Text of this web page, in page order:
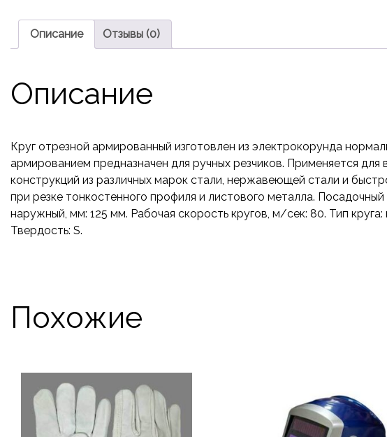
Описание Отзывы (0)
Описание
Круг отрезной армированный изготовлен из электрокорунда
армированием предназначен для ручных резчиков. Применяется для
конструкций из различных марок стали, нержавеющей стали и
при резке тонкостенного профиля и листового металла.
наружный, мм: 125 мм. Рабочая скорость кругов, м/сек: 80. Тип
Твердость: S.
Похожие